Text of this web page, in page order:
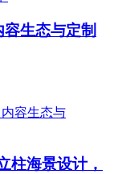
生态与定制
柱海景设计，